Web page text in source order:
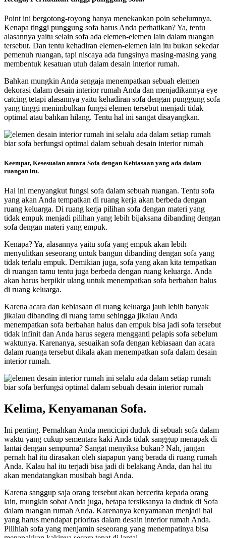
Point ini bergotong-royong hanya menekankan poin sebelumnya.
Kenapa tinggi punggung sofa harus Anda perhatikan? Ya, tentu
alasannya yaitu selain sofa ada elemen-elemen lain dalam ruangan
tersebut. Dan tentu kehadiran elemen-elemen lain itu bukan sekedar
pemenuh ruangan, tapi niscaya ada fungsinya masing-masing yang
membentuk kesatuan utuh dalam desain interior rumah.
Bahkan mungkin Anda sengaja menempatkan sebuah elemen
dekorasi dalam desain interior rumah Anda dan menjadikannya eye
catcing tetapi alasannya yaitu kehadiran sofa dengan punggung sofa
yang tinggi menimbulkan fungsi elemen tersebut menjadi tidak
optimal atau bahkan hilang. Tentu hal ini sangat disayangkan.
Keempat, Kesesuaian antara Sofa dengan Kebiasaan yang ada dalam
ruangan itu.
Hal ini menyangkut fungsi sofa dalam sebuah ruangan. Tentu sofa
yang akan Anda tempatkan di ruang kerja akan berbeda dengan
ruang keluarga. Di ruang kerja pilihan sofa dengan materi yang
tidak empuk menjadi pilihan yang lebih bijaksana dibanding dengan
sofa dengan materi yang empuk.
Kenapa? Ya, alasannya yaitu sofa yang empuk akan lebih
menyulitkan seseorang untuk bangun dibanding dengan sofa yang
tidak terlalu empuk. Demikian juga, sofa yang akan kita tempatkan
di ruangan tamu tentu juga berbeda dengan ruang keluarga. Anda
akan harus berpikir ulang untuk menempatkan sofa berbahan halus
di ruang keluarga.
Karena acara dan kebiasaan di ruang keluarga jauh lebih banyak
jikalau dibanding di ruang tamu sehingga jikalau Anda
menempatkan sofa berbahan halus dan empuk bisa jadi sofa tersebut
tidak infinit dan Anda harus segera mengganti pelapis sofa sebelum
waktunya. Karenanya, sesuaikan sofa dengan kebiasaan dan acara
dalam ruanga tersebut dikala akan menempatkan sofa dalam desain
interior rumah.
Kelima, Kenyamanan Sofa.
Ini penting. Pernahkan Anda mencicipi duduk di sebuah sofa dalam
waktu yang cukup sementara kaki Anda tidak sanggup menapak di
lantai dengan sempurna? Sangat menyiksa bukan? Nah, jangan
pernah hal itu dirasakan oleh siapapun yang berada di ruang rumah
Anda. Kalau hal itu terjadi bisa jadi di belakang Anda, dan hal itu
akan mendatangkan musibah bagi Anda.
Karena sanggup saja orang tersebut akan bercerita kepada orang
lain, mungkin sobat Anda juga, betapa tersiksanya ia duduk di Sofa
dalam ruangan rumah Anda. Karenanya kenyamanan menjadi hal
yang harus mendapat prioritas dalam desain interior rumah Anda.
Pilihlah sofa yang menjamin seseorang yang menempatinya bisa